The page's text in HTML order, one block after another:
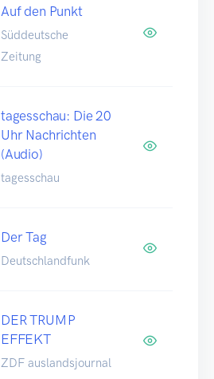
Auf den Punkt
Süddeutsche
Zeitung
tagesschau: Die 20
Uhr Nachrichten
(Audio)
tagesschau
Der Tag
Deutschlandfunk
DER TRUMP
EFFEKT
ZDF auslandsjournal